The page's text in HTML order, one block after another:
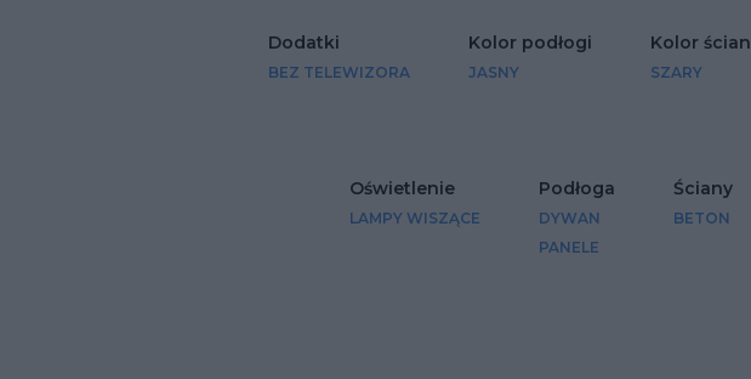
Dodatki
BEZ TELEWIZORA
Kolor podłogi
JASNY
Kolor ścian
SZARY
Oświetlenie
LAMPY WISZĄCE
Podłoga
DYWAN
PANELE
Ściany
BETON